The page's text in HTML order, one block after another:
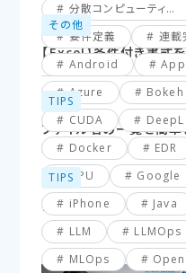
分散コンピューティング
要件定義
連載
Android
Azure
Bokeh
CUDA
Docker
EDR
GPU
Google
iPhone
Java
LLM
LLMOps
MLOps
その他
【Excel】条件付き書式
TIPS
ファイル名の一覧を簡
TIPS
【VBA】最終行と最終